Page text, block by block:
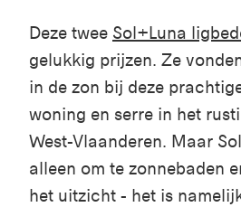
Deze twee Sol+Luna
gelukkig prijzen. Ze
in de zon bij deze
woning en serre in het
West-Vlaanderen. Maar
alleen om te zonnebaden
het uitzicht - het is